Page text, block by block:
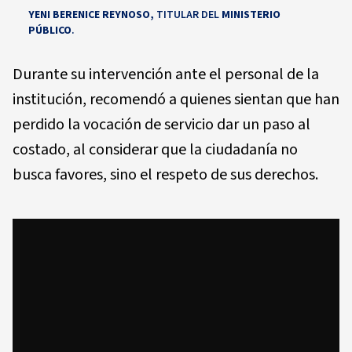
YENI BERENICE REYNOSO, TITULAR DEL MINISTERIO
PÚBLICO.
Durante su intervención ante el personal de la
institución, recomendó a quienes sientan que han
perdido la vocación de servicio dar un paso al
costado, al considerar que la ciudadanía no
busca favores, sino el respeto de sus derechos.